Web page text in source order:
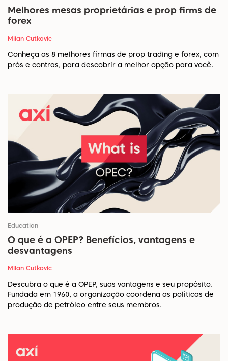
Melhores mesas proprietárias e prop firms de
forex
Milan Cutkovic
Conheça as 8 melhores firmas de prop trading e forex, com
prós e contras, para descobrir a melhor opção para você.
Education
O que é a OPEP? Benefícios, vantagens e
desvantagens
Milan Cutkovic
Descubra o que é a OPEP, suas vantagens e seu propósito.
Fundada em 1960, a organização coordena as políticas de
produção de petróleo entre seus membros.